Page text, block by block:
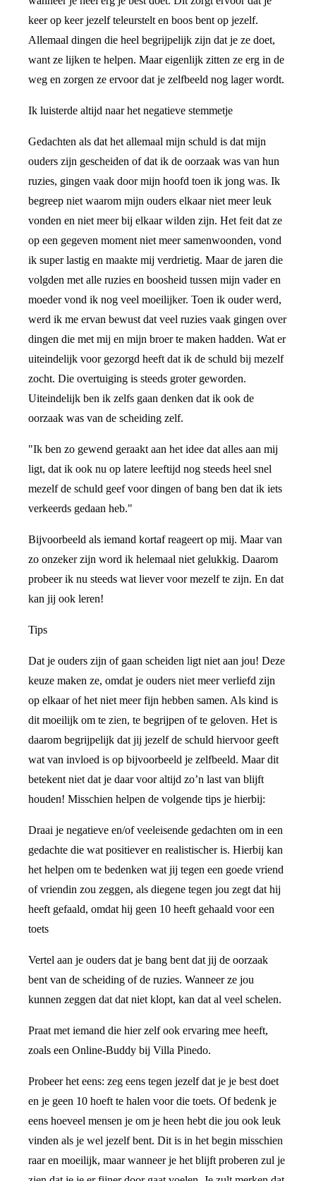
keer op keer jezelf teleurstelt en boos bent op jezelf.
Allemaal dingen die heel begrijpelijk zijn dat je ze doet,
want ze lijken te helpen. Maar eigenlijk zitten ze erg in de
weg en zorgen ze ervoor dat je zelfbeeld nog lager wordt.
Ik luisterde altijd naar het negatieve stemmetje
Gedachten als dat het allemaal mijn schuld is dat mijn
ouders zijn gescheiden of dat ik de oorzaak was van hun
ruzies, gingen vaak door mijn hoofd toen ik jong was. Ik
begreep niet waarom mijn ouders elkaar niet meer leuk
vonden en niet meer bij elkaar wilden zijn. Het feit dat ze
op een gegeven moment niet meer samenwoonden, vond
ik super lastig en maakte mij verdrietig. Maar de jaren die
volgden met alle ruzies en boosheid tussen mijn vader en
moeder vond ik nog veel moeilijker. Toen ik ouder werd,
werd ik me ervan bewust dat veel ruzies vaak gingen over
dingen die met mij en mijn broer te maken hadden. Wat er
uiteindelijk voor gezorgd heeft dat ik de schuld bij mezelf
zocht. Die overtuiging is steeds groter geworden.
Uiteindelijk ben ik zelfs gaan denken dat ik ook de
oorzaak was van de scheiding zelf.
"Ik ben zo gewend geraakt aan het idee dat alles aan mij
ligt, dat ik ook nu op latere leeftijd nog steeds heel snel
mezelf de schuld geef voor dingen of bang ben dat ik iets
verkeerds gedaan heb."
Bijvoorbeeld als iemand kortaf reageert op mij. Maar van
zo onzeker zijn word ik helemaal niet gelukkig. Daarom
probeer ik nu steeds wat liever voor mezelf te zijn. En dat
kan jij ook leren!
Tips
Dat je ouders zijn of gaan scheiden ligt niet aan jou! Deze
keuze maken ze, omdat je ouders niet meer verliefd zijn
op elkaar of het niet meer fijn hebben samen. Als kind is
dit moeilijk om te zien, te begrijpen of te geloven. Het is
daarom begrijpelijk dat jij jezelf de schuld hiervoor geeft
wat van invloed is op bijvoorbeeld je zelfbeeld. Maar dit
betekent niet dat je daar voor altijd zo’n last van blijft
houden! Misschien helpen de volgende tips je hierbij:
Draai je negatieve en/of veeleisende gedachten om in een
gedachte die wat positiever en realistischer is. Hierbij kan
het helpen om te bedenken wat jij tegen een goede vriend
of vriendin zou zeggen, als diegene tegen jou zegt dat hij
heeft gefaald, omdat hij geen 10 heeft gehaald voor een
toets
Vertel aan je ouders dat je bang bent dat jij de oorzaak
bent van de scheiding of de ruzies. Wanneer ze jou
kunnen zeggen dat dat niet klopt, kan dat al veel schelen.
Praat met iemand die hier zelf ook ervaring mee heeft,
zoals een Online-Buddy bij Villa Pinedo.
Probeer het eens: zeg eens tegen jezelf dat je je best doet
en je geen 10 hoeft te halen voor die toets. Of bedenk je
eens hoeveel mensen je om je heen hebt die jou ook leuk
vinden als je wel jezelf bent. Dit is in het begin misschien
raar en moeilijk, maar wanneer je het blijft proberen zul je